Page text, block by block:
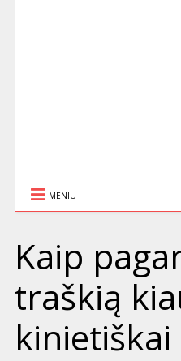
MENIU
Kaip
traškią
kinietiškai